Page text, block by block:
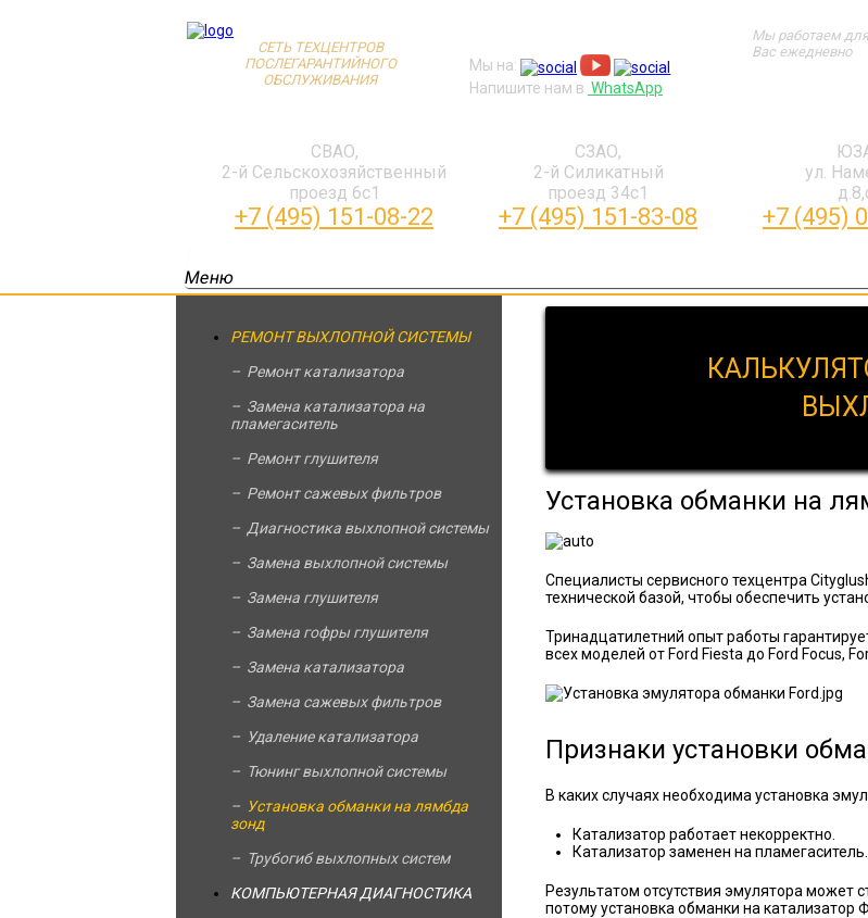
СЕТЬ ТЕХЦЕНТРОВ
ПОСЛЕГАРАНТИЙНОГО
ОБСЛУЖИВАНИЯ
Мы работаем для
Вас ежедневно
Мы на:
Напишите нам в WhatsApp
СВАО,
2-й Сельскохозяйственный
проезд 6с1
+7 (495) 151-08-22
СЗАО,
2-й Силикатный
проезд 34с1
+7 (495) 151-83-08
ул.
+7 (495)
Меню
ГЛАВНАЯ АКЦИИ
РЕМОНТ ВЫХЛОПНОЙ СИСТЕМЫ
Ремонт катализатора
Замена катализатора на
пламегаситель
Ремонт глушителя
Ремонт сажевых фильтров
Диагностика выхлопной системы
Замена выхлопной системы
Замена глушителя
Замена гофры глушителя
Замена катализатора
Замена сажевых фильтров
Удаление катализатора
Тюнинг выхлопной системы
Установка обманки на лямбда
зонд
Трубогиб выхлопных систем
КОМПЬЮТЕРНАЯ ДИАГНОСТИКА
Установка обманки на
Специалисты сервисного техцентра
технической базой, чтобы обеспечить
Тринадцатилетний опыт работы
всех моделей от Ford Fiesta до Ford Focus,
Признаки установки
В каких случаях необходима установка
Катализатор работает некорректно.
Катализатор заменен на пламегаситель.
Результатом отсутствия эмулятора может
потому установка обманки на катализатор